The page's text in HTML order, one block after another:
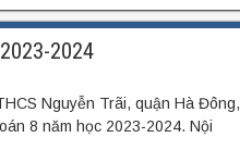
2024
Nguyễn Trãi, quận Hà Đông,
8 năm học 2023-2024. Nội